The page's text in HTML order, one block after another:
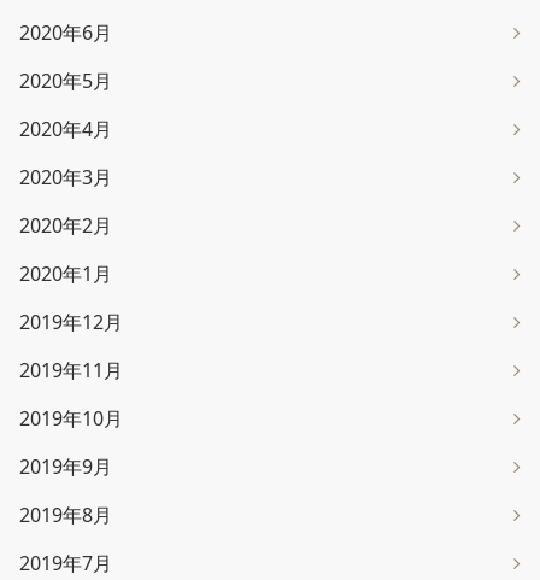
2020年6月
2020年5月
2020年4月
2020年3月
2020年2月
2020年1月
2019年12月
2019年11月
2019年10月
2019年9月
2019年8月
2019年7月